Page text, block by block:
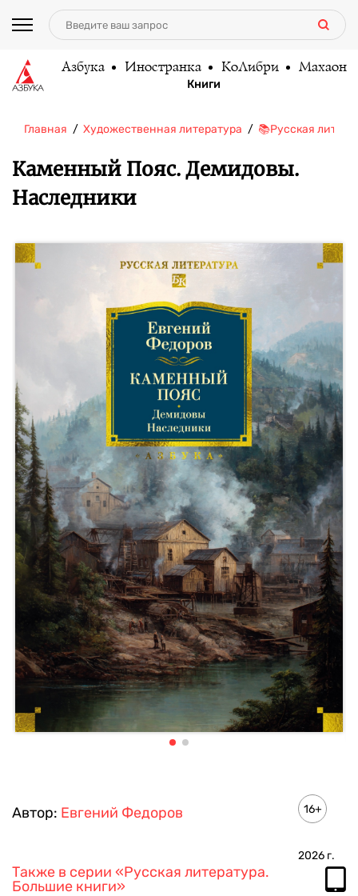
Азбука Иностранка КоЛибри Махаон
Книги
Главная Художественная литература 📚Русская
Каменный Пояс. Демидовы.
Наследники
Автор: Евгений Федоров 16+
2026 г.
Также в серии «Русская литература.
Большие книги»